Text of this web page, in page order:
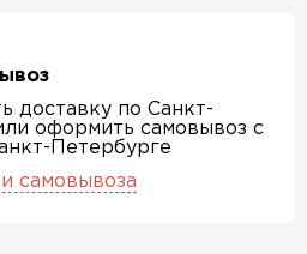
доставку по Санкт-
оформить самовывоз с
Петербурге
самовывоза